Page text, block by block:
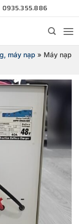
0935.355.886
máy nạp » Máy nạp